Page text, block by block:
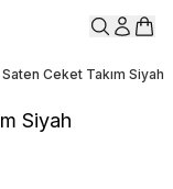
Ceket Takım Siyah
Siyah